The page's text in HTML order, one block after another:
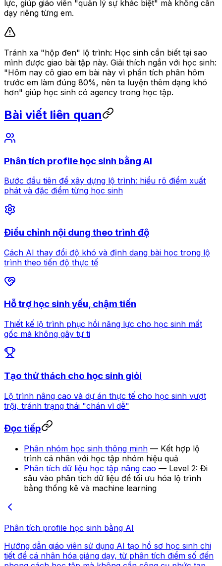
lực, giúp giáo viên "quản lý sự khác biệt" mà không cần
dạy riêng từng em.
Tránh xa "hộp đen" lộ trình: Học sinh cần biết tại sao
mình được giao bài tập này. Giải thích ngắn với học sinh:
"Hôm nay cô giao em bài này vì phần tích phân hôm
trước em làm đúng 80%, nên ta luyện thêm dạng khó
hơn" giúp học sinh có agency trong học tập.
Bài viết liên quan
Phân tích profile học sinh bằng AI
Bước đầu tiên để xây dựng lộ trình: hiểu rõ điểm xuất
phát và đặc điểm từng học sinh
Điều chỉnh nội dung theo trình độ
Cách AI thay đổi độ khó và định dạng bài học trong lộ
trình theo tiến độ thực tế
Hỗ trợ học sinh yếu, chậm tiến
Thiết kế lộ trình phục hồi năng lực cho học sinh mất
gốc mà không gây tự ti
Tạo thử thách cho học sinh giỏi
Lộ trình nâng cao và dự án thực tế cho học sinh vượt
trội, tránh trạng thái "chán vì dễ"
Đọc tiếp
Phân nhóm học sinh thông minh — Kết hợp lộ
trình cá nhân với học tập nhóm hiệu quả
Phân tích dữ liệu học tập nâng cao — Level 2: Đi
sâu vào phân tích dữ liệu để tối ưu hóa lộ trình
bằng thống kê và machine learning
Phân tích profile học sinh bằng AI
Hướng dẫn giáo viên sử dụng AI tạo hồ sơ học sinh chi
tiết để cá nhân hóa giảng dạy, từ phân tích điểm số đến